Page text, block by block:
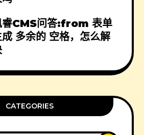
睿CMS问答:from 表单
成 多余的 空格，怎么解
CATEGORIES